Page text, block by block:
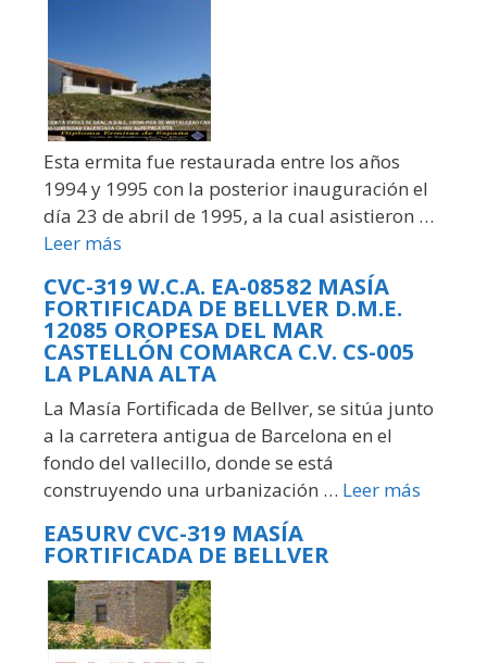
Esta ermita fue restaurada entre los años
1994 y 1995 con la posterior inauguración el
día 23 de abril de 1995, a la cual asistieron …
Leer más
CVC-319 W.C.A. EA-08582 MASÍA
FORTIFICADA DE BELLVER D.M.E.
12085 OROPESA DEL MAR
CASTELLÓN COMARCA C.V. CS-005
LA PLANA ALTA
La Masía Fortificada de Bellver, se sitúa junto
a la carretera antigua de Barcelona en el
fondo del vallecillo, donde se está
construyendo una urbanización … Leer más
EA5URV CVC-319 MASÍA
FORTIFICADA DE BELLVER